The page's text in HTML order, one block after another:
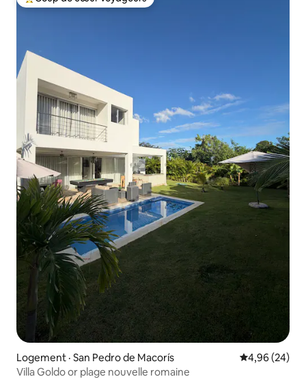
Coup de cœur voyageurs parmi les plus aimés
Logement · San Pedro de Macorís Note
4,96 (24)
Villa Goldo or plage nouvelle romaine